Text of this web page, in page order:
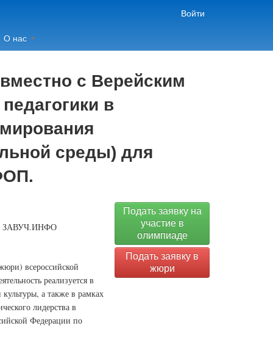
Войти
О нас
с Верейским
в
среды) для
всероссийской
реализуется в
а также в рамках
лидерства в
Федерации по
Подать заявку на
участие в
олимпиаде
Подать заявку в
жюри